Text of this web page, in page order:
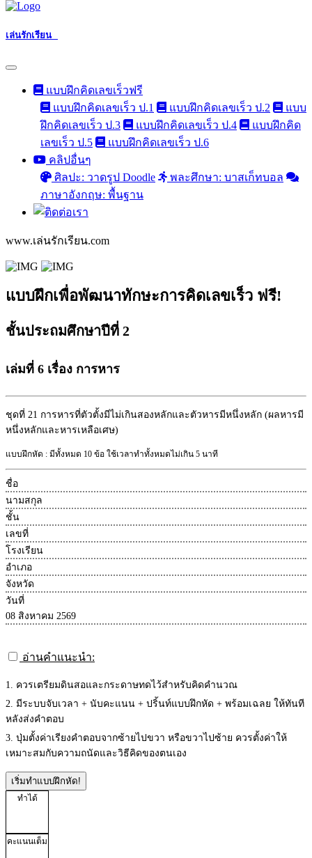
เล่นรักเรียน
แบบฝึกคิดเลขเร็วฟรี
แบบฝึกคิดเลขเร็ว ป.1
แบบฝึกคิดเลขเร็ว ป.2
แบบ
ฝึกคิดเลขเร็ว ป.3
แบบฝึกคิดเลขเร็ว ป.4
แบบฝึกคิด
เลขเร็ว ป.5
แบบฝึกคิดเลขเร็ว ป.6
คลิปอื่นๆ
ศิลปะ: วาดรูป Doodle
พละศึกษา: บาสเก็ทบอล
ภาษาอังกฤษ: พื้นฐาน
www.เล่นรักเรียน.com
แบบฝึกเพื่อพัฒนาทักษะการคิดเลขเร็ว ฟรี!
ชั้นประถมศึกษาปีที่ 2
เล่มที่ 6 เรื่อง การหาร
ชุดที่ 21 การหารที่ตัวตั้งมีไม่เกินสองหลักและตัวหารมีหนึ่งหลัก (ผลหารมี
หนึ่งหลักและหารเหลือเศษ)
แบบฝึกหัด : มีทั้งหมด 10 ข้อ ใช้เวลาทำทั้งหมดไม่เกิน 5 นาที
ชื่อ
นามสกุล
ชั้น
เลขที่
โรงเรียน
อำเภอ
จังหวัด
วันที่
08 สิงหาคม 2569
อ่านคำแนะนำ:
1. ควรเตรียมดินสอและกระดาษทดไว้สำหรับคิดคำนวณ
2. มีระบบจับเวลา + นับคะแนน + ปริ้นท์แบบฝึกหัด + พร้อมเฉลย ให้ทันที
หลังส่งคำตอบ
3. ปุ่มตั้งค่าเรียงคำตอบจากซ้ายไปขวา หรือขวาไปซ้าย ควรตั้งค่าให้
เหมาะสมกับความถนัดและวิธีคิดของตนเอง
เริ่มทำแบบฝึกหัด!
ทำได้
คะแนนเต็ม